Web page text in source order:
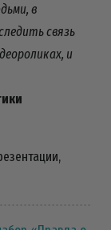
в
связь
и